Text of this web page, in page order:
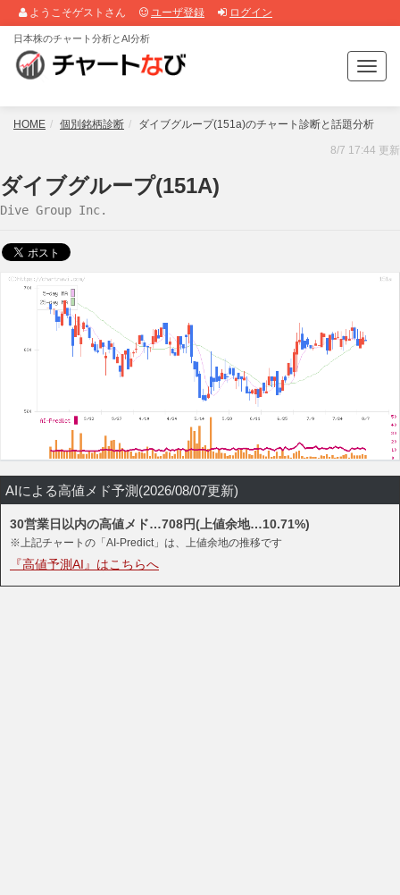
ようこそゲストさん ユーザ登録 ログイン
T
o
g
g
e
日本株のチャート分析とAI分析
HOME 個別銘柄診断 ダイブグループ(151a)のチャート診断と話題分析
8/7 17:44 更新
ダイブグループ(151A)
Dive Group Inc.
AIによる高値メド予測(2026/08/07更新)
30営業日以内の高値メド…708円(上値余地…10.71%)
※上記チャートの「AI-Predict」は、上値余地の推移です
『高値予測AI』はこちらへ